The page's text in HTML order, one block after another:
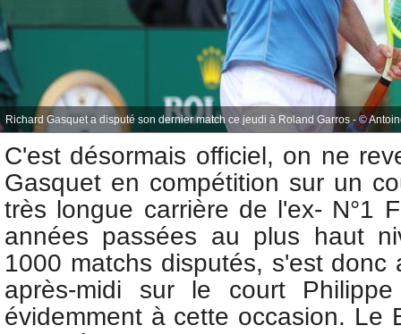
Richard Gasquet a disputé son dernier match ce jeudi à Roland Garros - ©
C'est désormais officiel, on ne
Gasquet en compétition sur un
très longue carrière de l'ex- N°1
années passées au plus haut
1000 matchs disputés, s'est donc
après-midi sur le court Philippe
évidemment à cette occasion. Le